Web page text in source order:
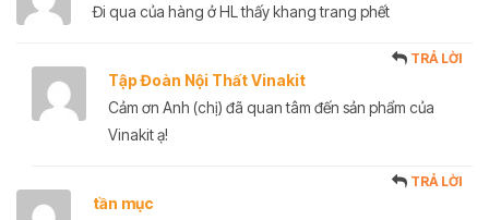
Đi qua của hàng ở HL thấy khang trang phết
Tập Đoàn Nội Thất Vinakit
TRẢ LỜI
Cảm ơn Anh (chị) đã quan tâm đến sản phẩm của
Vinakit ạ!
tần mục
TRẢ LỜI